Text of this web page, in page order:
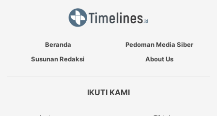
Beranda
Pedoman Media Siber
Susunan Redaksi
About Us
IKUTI KAMI